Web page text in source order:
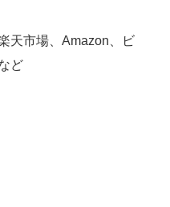
天市場、Amazon、ビ
ど